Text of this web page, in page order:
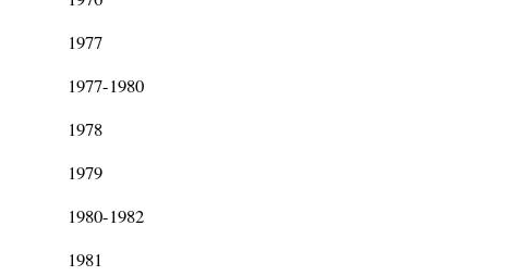
1977
1977-1980
1978
1979
1980-1982
1981